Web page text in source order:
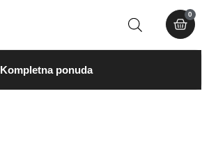
0
Kompletna ponuda